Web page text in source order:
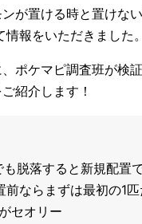
ンが置ける時と置けな
報をいただきました。
ポケマピ調査班が検
紹介します！
脱落すると新規配置
前ならまずは最初の1
セオリー